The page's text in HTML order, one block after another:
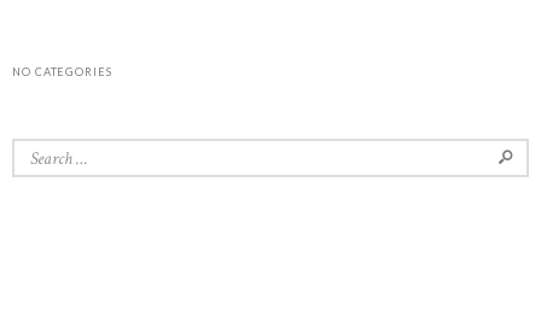
NO CATEGORIES
Search for: